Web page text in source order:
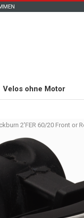
Velos ohne Motor
2'FER 60/20 Front or